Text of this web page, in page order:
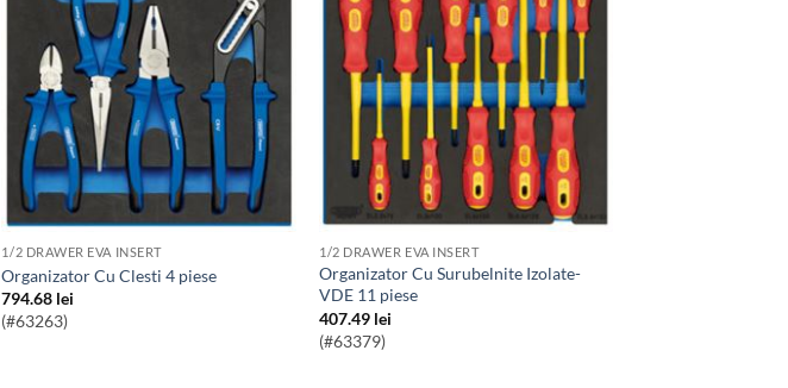
1/2 DRAWER EVA INSERT
Organizator Cu Clesti 4 piese
794.68 lei
(#63263)
1/2 DRAWER EVA INSERT
Organizator Cu Surubelnite Izolate-
VDE 11 piese
407.49 lei
(#63379)